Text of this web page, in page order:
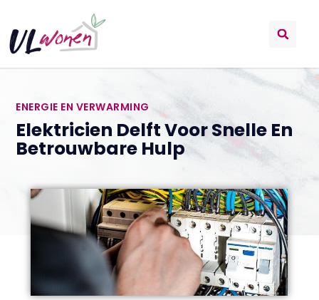
ENERGIE EN VERWARMING
Elektricien Delft Voor Snelle En
Betrouwbare Hulp